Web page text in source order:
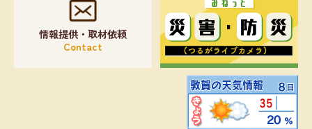
情報提供・取材依頼
Contact